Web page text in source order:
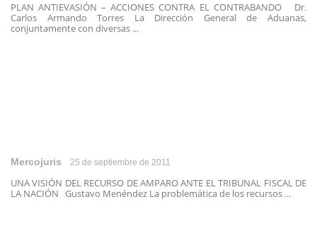
PLAN ANTIEVASIÓN – ACCIONES CONTRA EL CONTRABANDO Dr.
Carlos Armando Torres La Dirección General de Aduanas,
conjuntamente con diversas ...
Mercojuris 25 de septiembre de 2011
UNA VISIÓN DEL RECURSO DE AMPARO ANTE EL TRIBUNAL FISCAL DE
LA NACIÓN Gustavo Menéndez La problemática de los recursos ...